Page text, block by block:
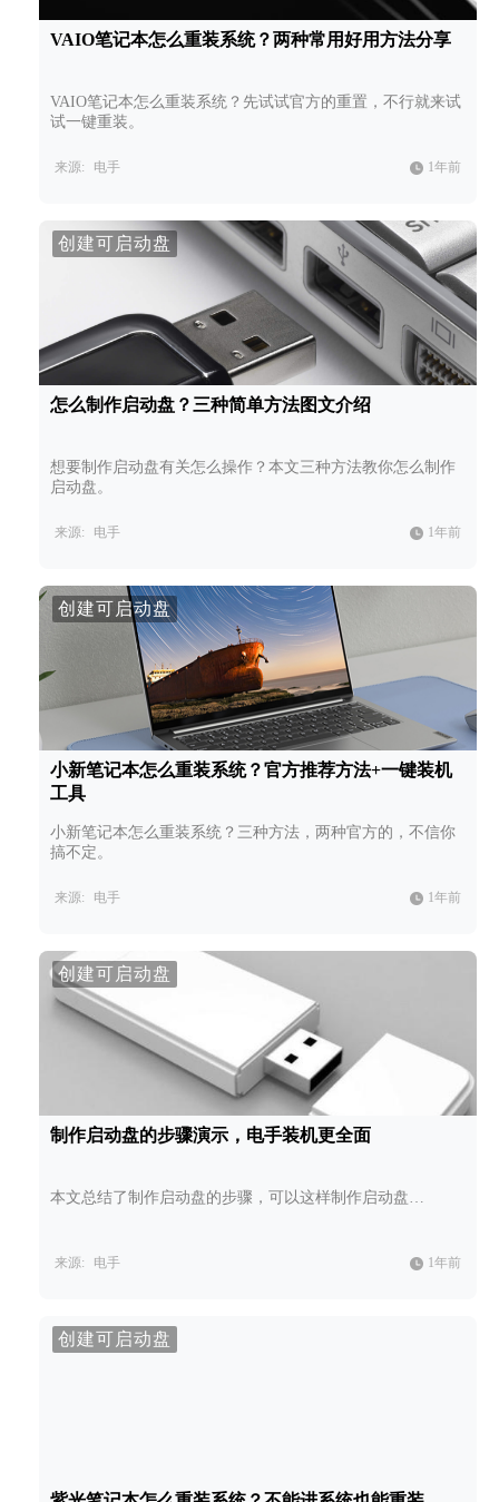
VAIO笔记本怎么重装系统？两种常用好用方法分享
VAIO笔记本怎么重装系统？先试试官方的重置，不行就来试
试一键重装。
来源: 电手 1年前
创建可启动盘
怎么制作启动盘？三种简单方法图文介绍
想要制作启动盘有关怎么操作？本文三种方法教你怎么制作
启动盘。
来源: 电手 1年前
创建可启动盘
小新笔记本怎么重装系统？官方推荐方法+一键装机
工具
小新笔记本怎么重装系统？三种方法，两种官方的，不信你
搞不定。
来源: 电手 1年前
创建可启动盘
制作启动盘的步骤演示，电手装机更全面
本文总结了制作启动盘的步骤，可以这样制作启动盘…
来源: 电手 1年前
创建可启动盘